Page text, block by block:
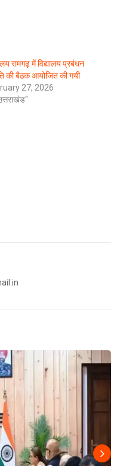
रामगढ़ में विद्यालय प्रबंधन
की बैठक आयोजित की गयी
27, 2026